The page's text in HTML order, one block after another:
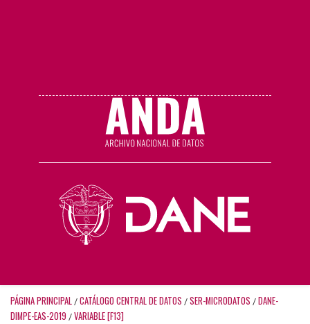
PÁGINA PRINCIPAL / CATÁLOGO CENTRAL DE DATOS / SER-MICRODATOS / DANE-
DIMPE-EAS-2019 / VARIABLE [F13]